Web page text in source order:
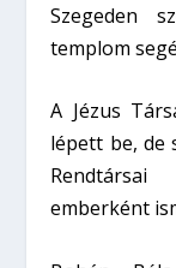
Szegeden
templom
A Jézus
lépett be, de
Rendtársai
emberként